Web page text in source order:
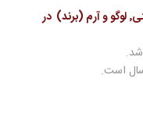
چند نکته درمورد ثبت علامت تجاری و صنعتی٬ لوگو و آرم (برند) در